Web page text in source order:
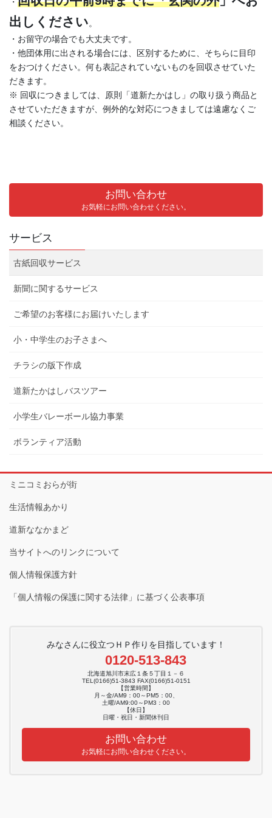
出しください。
・お留守の場合でも大丈夫です。
・他団体用に出される場合には、区別するために、そちらに目印
をおつけください。何も表記されていないものを回収させていた
だきます。
※ 回収につきましては、原則「道新たかはし」の取り扱う商品と
させていただきますが、例外的な対応につきましては遠慮なくご
相談ください。
お問い合わせ
お気軽にお問い合わせください。
サービス
古紙回収サービス
新聞に関するサービス
ご希望のお客様にお届けいたします
小・中学生のお子さまへ
チラシの版下作成
道新たかはしバスツアー
小学生バレーボール協力事業
ボランティア活動
ミニコミおらが街
生活情報あかり
道新ななかまど
当サイトへのリンクについて
個人情報保護方針
「個人情報の保護に関する法律」に基づく公表事項
みなさんに役立つＨＰ作りを目指しています！
0120-513-843
北海道旭川市末広１条５丁目１－６
TEL(0166)51-3843 FAX(0166)51-0151
【営業時間】
月～金/AM9：00～PM5：00、
土曜/AM9:00～PM3：00
【休日】
日曜・祝日・新聞休刊日
お問い合わせ
お気軽にお問い合わせください。